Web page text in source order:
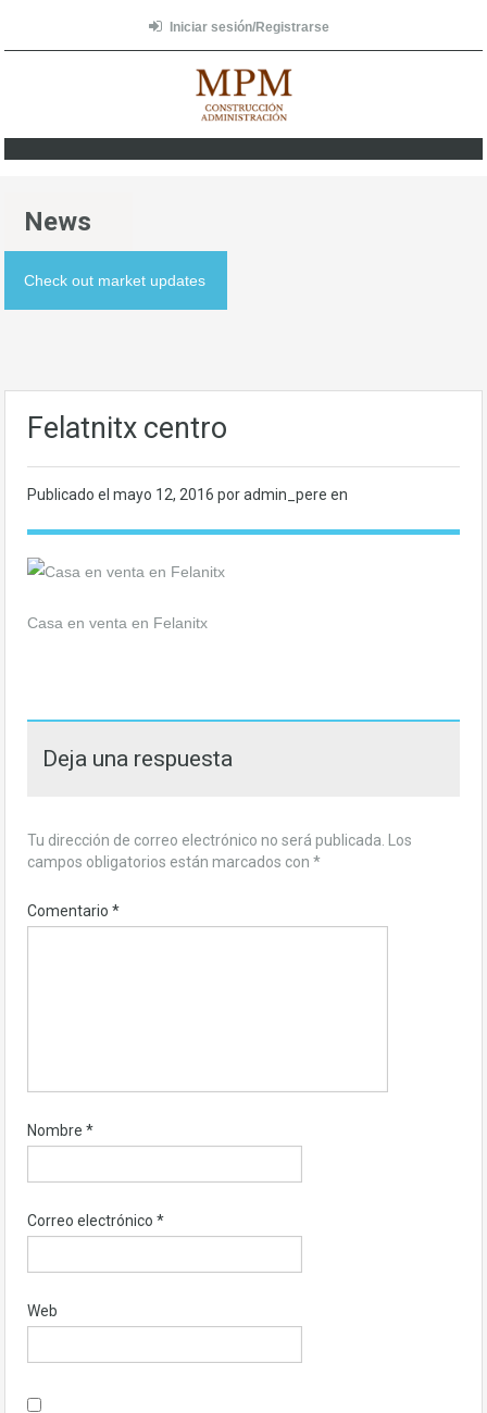
Iniciar sesión/Registrarse
News
Check out market updates
Felatnitx centro
Publicado el mayo 12, 2016 por admin_pere en
Casa en venta en Felanitx
Deja una respuesta
Tu dirección de correo electrónico no será publicada.
Los
campos obligatorios están marcados con *
Comentario *
Nombre *
Correo electrónico *
Web